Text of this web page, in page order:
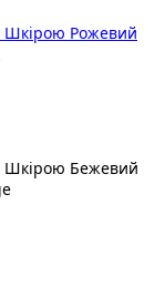
Шкірою Рожевий
Шкірою Бежевий